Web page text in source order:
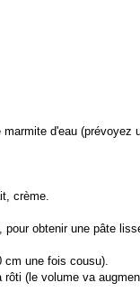
d'eau
crème.
obtenir une pâte
une fois cousu).
(le volume va